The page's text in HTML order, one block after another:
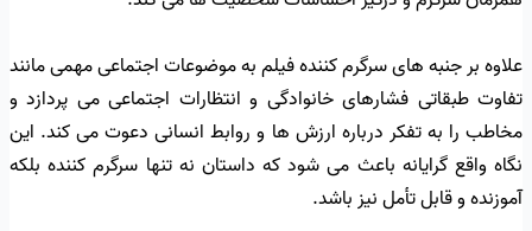
علاوه بر جنبه های سرگرم کننده فیلم به موضوعات اجتماعی مهمی مانند
تفاوت طبقاتی فشارهای خانوادگی و انتظارات اجتماعی می پردازد و
مخاطب را به تفکر درباره ارزش ها و روابط انسانی دعوت می کند. این
نگاه واقع گرایانه باعث می شود که داستان نه تنها سرگرم کننده بلکه
آموزنده و قابل تأمل نیز باشد.